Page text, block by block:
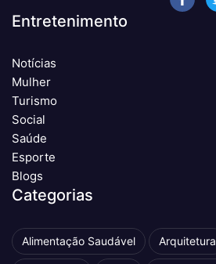
Entretenimento
Notícias
Mulher
Turismo
Social
Saúde
Esporte
Blogs
Categorias
Alimentação Saudável Arquitetura